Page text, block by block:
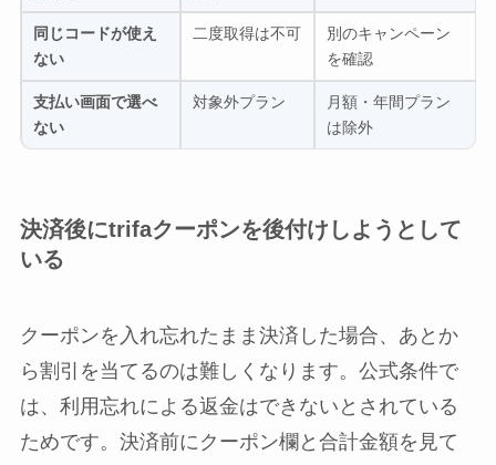
同じコードが使え
ない
二度取得は不可
別のキャンペーン
を確認
支払い画面で選べ
ない
対象外プラン
月額・年間プラン
は除外
決済後にtrifaクーポンを後付けしようとして
いる
クーポンを入れ忘れたまま決済した場合、あとか
ら割引を当てるのは難しくなります。公式条件で
は、利用忘れによる返金はできないとされている
ためです。決済前にクーポン欄と合計金額を見て